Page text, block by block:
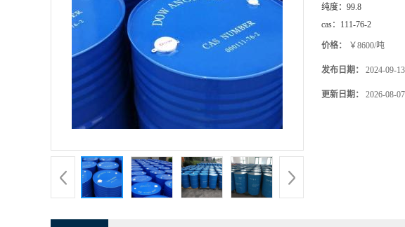
纯度： 99.8
cas： 111-76-2
价格： ￥8600/吨
发布日期： 2024-09-13
更新日期： 2026-08-07